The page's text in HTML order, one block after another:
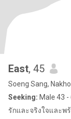
East, 45
Soeng Sang,
Seeking: Male 43 -
รักและจริงใจและพ